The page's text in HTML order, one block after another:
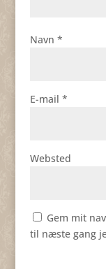
Navn *
E-mail *
Websted
Gem mit
til næste gang